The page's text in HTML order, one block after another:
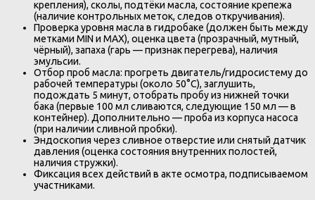
крепления), сколы, подтёки масла, состояние крепежа
(наличие контрольных меток, следов откручивания).
Проверка уровня масла в гидробаке (должен быть между
метками MIN и MAX), оценка цвета (прозрачный, мутный,
чёрный), запаха (гарь — признак перегрева), наличия
эмульсии.
Отбор проб масла: прогреть двигатель/гидросистему до
рабочей температуры (около 50°C), заглушить,
подождать 5 минут, отобрать пробу из нижней точки
бака (первые 100 мл сливаются, следующие 150 мл — в
контейнер). Дополнительно — проба из корпуса насоса
(при наличии сливной пробки).
Эндоскопия через сливное отверстие или снятый датчик
давления (оценка состояния внутренних полостей,
наличия стружки).
Фиксация всех действий в акте осмотра, подписываемом
участниками.